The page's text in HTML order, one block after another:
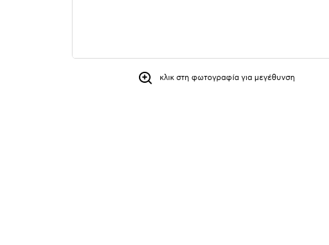
κλικ στη φωτογραφία για μεγέθυνση